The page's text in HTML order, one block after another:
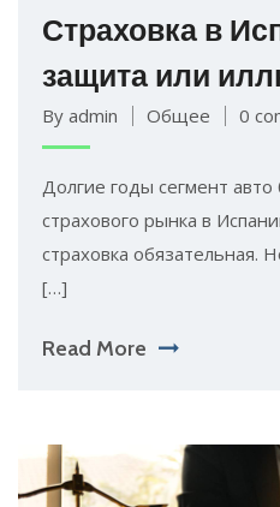
Страховка в
защита или
By admin Общее 0
Долгие годы сегмент
страхового рынка в
страховка обязательная.
[…]
Read More